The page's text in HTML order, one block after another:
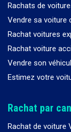
Rachats de
Vendre sa voiture
Rachat voitures
Rachat voiture
Vendre son
Estimez votre
Rachat par
Rachat de voiture